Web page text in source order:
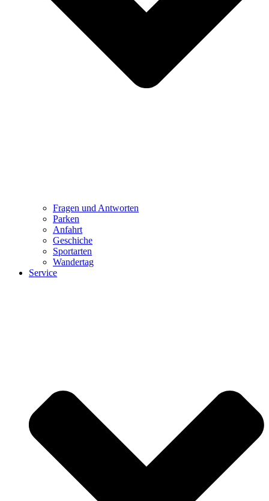
Fragen und Antworten
Parken
Anfahrt
Geschiche
Sportarten
Wandertag
Service